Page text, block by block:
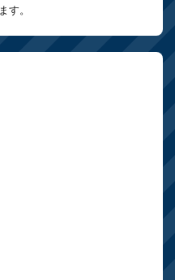
す。